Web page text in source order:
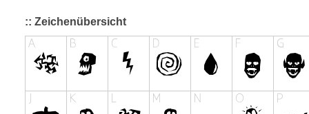
:: Zeichenübersicht